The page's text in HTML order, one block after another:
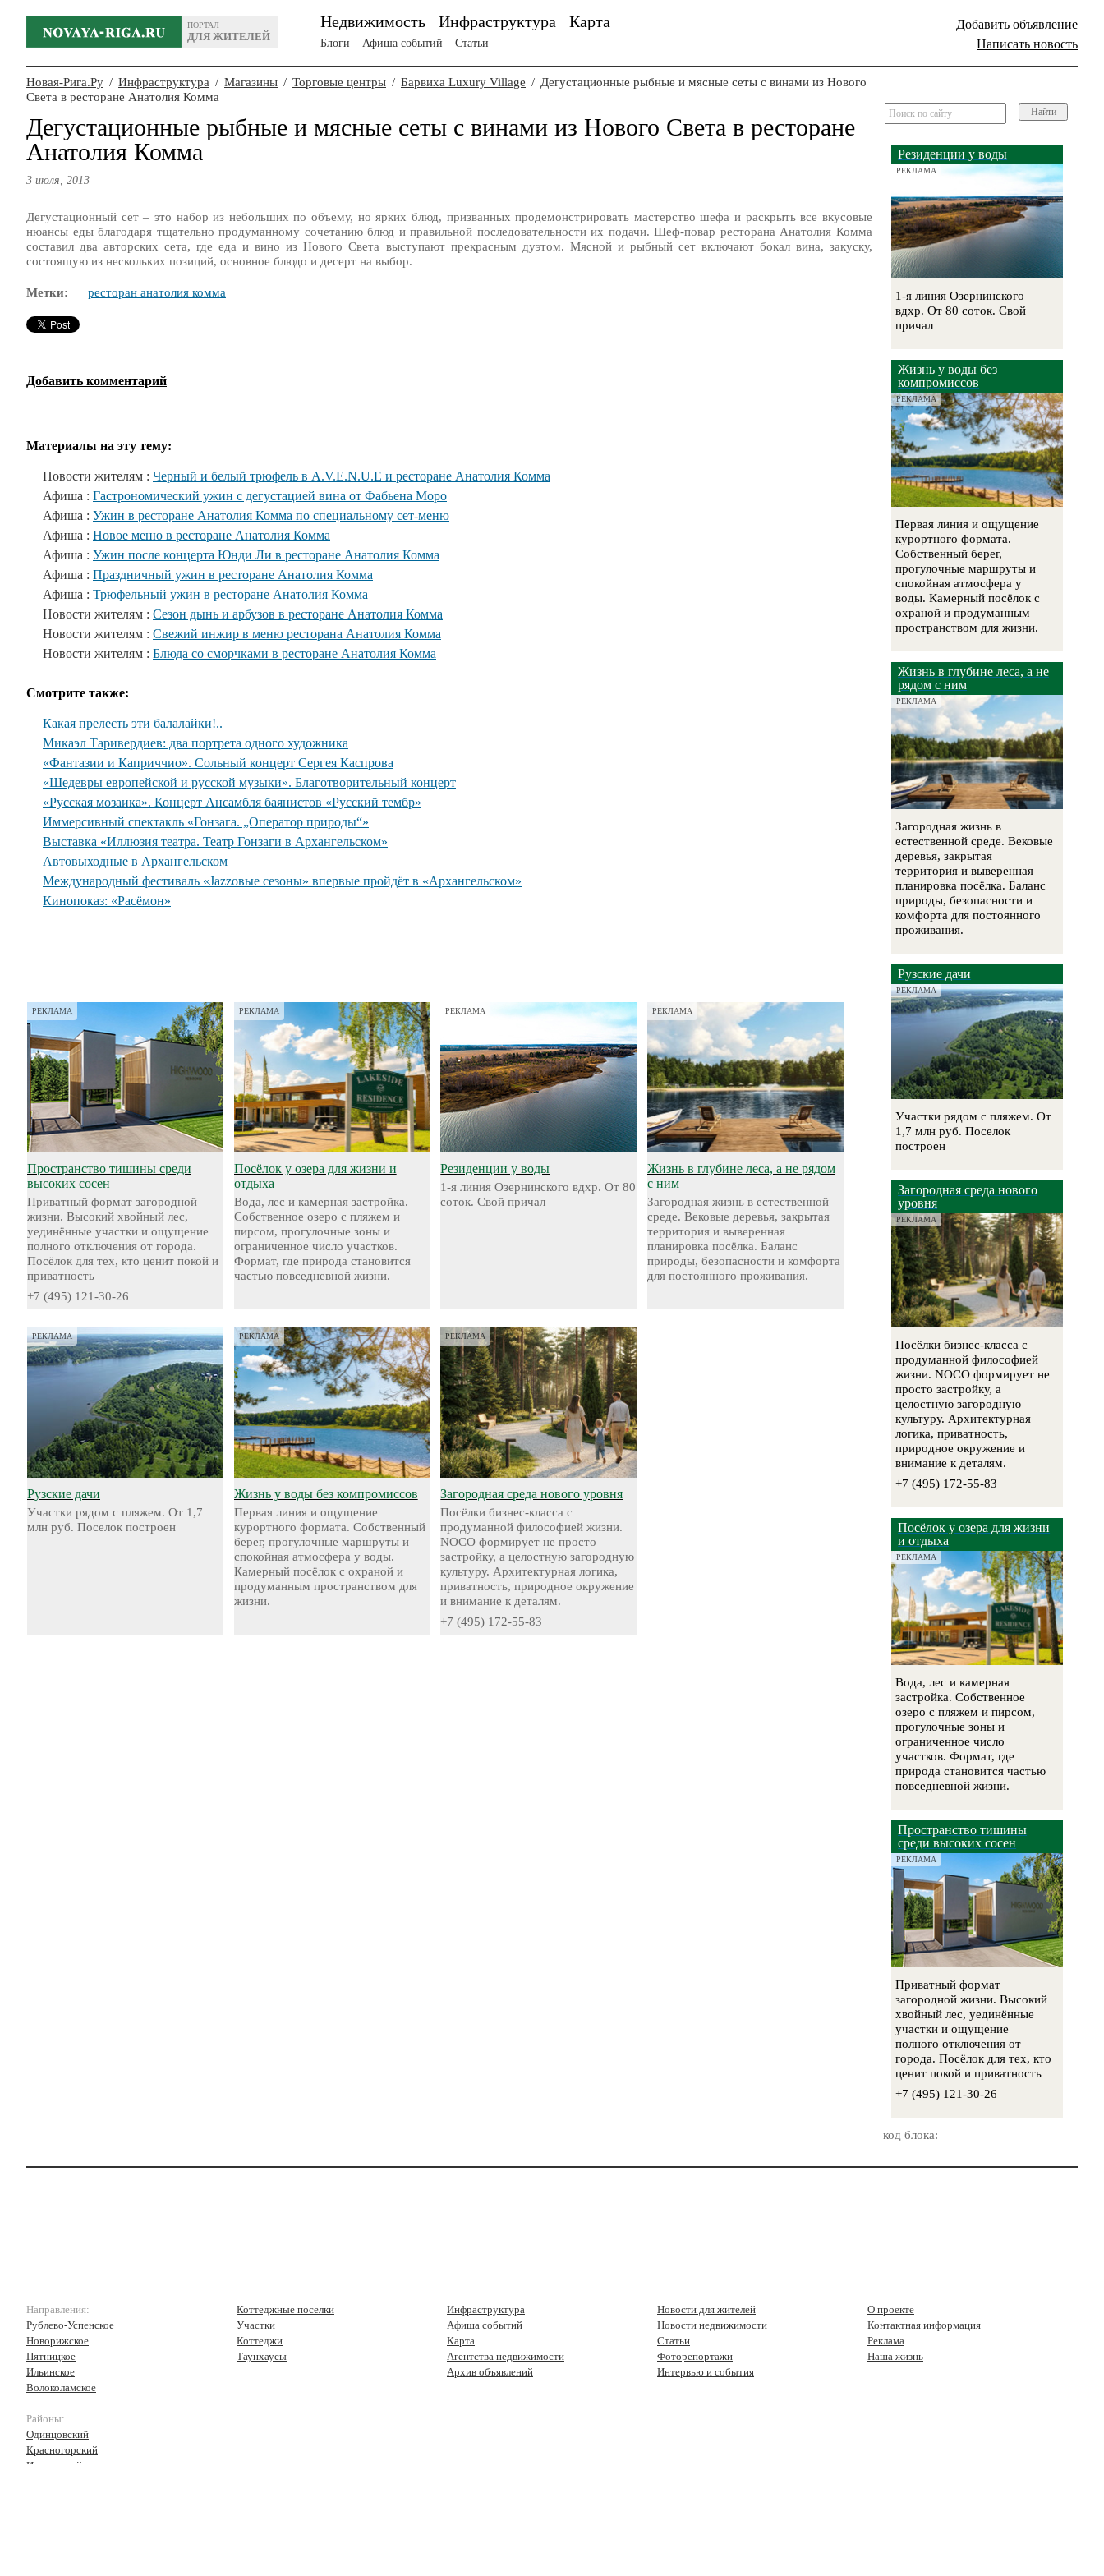
ПОРТАЛ
ДЛЯ ЖИТЕЛЕЙ
Добавить объявление
Написать новость
Недвижимость Инфраструктура Карта
Блоги Афиша событий Статьи
Новая-Рига.Ру / Инфраструктура / Магазины / Торговые центры / Барвиха Luxury Village / Дегустационные рыбные и мясные сеты с винами из Нового
Света в ресторане Анатолия Комма
Дегустационные рыбные и мясные сеты с винами из Нового Света в ресторане
Анатолия Комма
3 июля, 2013
Дегустационный сет – это набор из небольших по объему, но ярких блюд, призванных продемонстрировать мастерство шефа и раскрыть все вкусовые
нюансы еды благодаря тщательно продуманному сочетанию блюд и правильной последовательности их подачи. Шеф-повар ресторана Анатолия Комма
составил два авторских сета, где еда и вино из Нового Света выступают прекрасным дуэтом. Мясной и рыбный сет включают бокал вина, закуску,
состоящую из нескольких позиций, основное блюдо и десерт на выбор.
Метки: ресторан анатолия комма
Добавить комментарий
Материалы на эту тему:
Новости жителям : Черный и белый трюфель в A.V.E.N.U.E и ресторане Анатолия Комма
Афиша : Гастрономический ужин с дегустацией вина от Фабьена Моро
Афиша : Ужин в ресторане Анатолия Комма по специальному сет-меню
Афиша : Новое меню в ресторане Анатолия Комма
Афиша : Ужин после концерта Юнди Ли в ресторане Анатолия Комма
Афиша : Праздничный ужин в ресторане Анатолия Комма
Афиша : Трюфельный ужин в ресторане Анатолия Комма
Новости жителям : Сезон дынь и арбузов в ресторане Анатолия Комма
Новости жителям : Свежий инжир в меню ресторана Анатолия Комма
Новости жителям : Блюда со сморчками в ресторане Анатолия Комма
Смотрите также:
Какая прелесть эти балалайки!..
Микаэл Таривердиев: два портрета одного художника
«Фантазии и Каприччио». Сольный концерт Сергея Каспрова
«Шедевры европейской и русской музыки». Благотворительный концерт
«Русская мозаика». Концерт Ансамбля баянистов «Русский тембр»
Иммерсивный спектакль «Гонзага. „Оператор природы“»
Выставка «Иллюзия театра. Театр Гонзаги в Архангельском»
Автовыходные в Архангельском
Международный фестиваль «Jazzовые сезоны» впервые пройдёт в «Архангельском»
Кинопоказ: «Расёмон»
РЕКЛАМА
Пространство тишины среди
высоких сосен
Приватный формат загородной
жизни. Высокий хвойный лес,
уединённые участки и ощущение
полного отключения от города.
Посёлок для тех, кто ценит покой и
приватность
+7 (495) 121-30-26
РЕКЛАМА
Посёлок у озера для жизни и
отдыха
Вода, лес и камерная застройка.
Собственное озеро с пляжем и
пирсом, прогулочные зоны и
ограниченное число участков.
Формат, где природа становится
частью повседневной жизни.
РЕКЛАМА
Резиденции у воды
1-я линия Озернинского вдхр. От 80
соток. Свой причал
РЕКЛАМА
Жизнь в глубине леса, а не рядом
с ним
Загородная жизнь в естественной
среде. Вековые деревья, закрытая
территория и выверенная
планировка посёлка. Баланс
природы, безопасности и комфорта
для постоянного проживания.
РЕКЛАМА
Рузские дачи
Участки рядом с пляжем. От 1,7
млн руб. Поселок построен
РЕКЛАМА
Жизнь у воды без компромиссов
Первая линия и ощущение
курортного формата. Собственный
берег, прогулочные маршруты и
спокойная атмосфера у воды.
Камерный посёлок с охраной и
продуманным пространством для
жизни.
РЕКЛАМА
Загородная среда нового уровня
Посёлки бизнес-класса с
продуманной философией жизни.
NOCO формирует не просто
застройку, а целостную загородную
культуру. Архитектурная логика,
приватность, природное окружение
и внимание к деталям.
+7 (495) 172-55-83
Найти
Резиденции у воды
РЕКЛАМА
1-я линия Озернинского
вдхр. От 80 соток. Свой
причал
Жизнь у воды без
компромиссов
РЕКЛАМА
Первая линия и ощущение
курортного формата.
Собственный берег,
прогулочные маршруты и
спокойная атмосфера у
воды. Камерный посёлок с
охраной и продуманным
пространством для жизни.
Жизнь в глубине леса, а не
рядом с ним
РЕКЛАМА
Загородная жизнь в
естественной среде. Вековые
деревья, закрытая
территория и выверенная
планировка посёлка. Баланс
природы, безопасности и
комфорта для постоянного
проживания.
Рузские дачи
РЕКЛАМА
Участки рядом с пляжем. От
1,7 млн руб. Поселок
построен
Загородная среда нового
уровня
РЕКЛАМА
Посёлки бизнес-класса с
продуманной философией
жизни. NOCO формирует не
просто застройку, а
целостную загородную
культуру. Архитектурная
логика, приватность,
природное окружение и
внимание к деталям.
+7 (495) 172-55-83
Посёлок у озера для жизни
и отдыха
РЕКЛАМА
Вода, лес и камерная
застройка. Собственное
озеро с пляжем и пирсом,
прогулочные зоны и
ограниченное число
участков. Формат, где
природа становится частью
повседневной жизни.
Пространство тишины
среди высоких сосен
РЕКЛАМА
Приватный формат
загородной жизни. Высокий
хвойный лес, уединённые
участки и ощущение
полного отключения от
города. Посёлок для тех, кто
ценит покой и приватность
+7 (495) 121-30-26
код блока:
Направления:
Рублево-Успенское
Новорижское
Пятницкое
Ильинское
Волоколамское
Районы:
Одинцовский
Красногорский
Истринский
Коттеджные поселки
Участки
Коттеджи
Таунхаусы
Инфраструктура
Афиша событий
Карта
Агентства недвижимости
Архив объявлений
Новости для жителей
Новости недвижимости
Статьи
Фоторепортажи
Интервью и события
О проекте
Контактная информация
Реклама
Наша жизнь